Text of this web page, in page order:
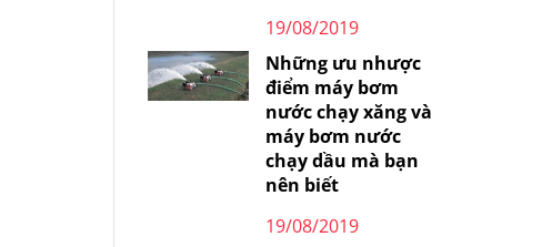
19/08/2019
Những ưu nhược
điểm máy bơm
nước chạy xăng và
máy bơm nước
chạy dầu mà bạn
nên biết
19/08/2019